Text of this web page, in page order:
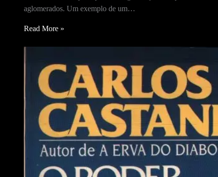
aglomerados. Um exemplo de um…
Read More »